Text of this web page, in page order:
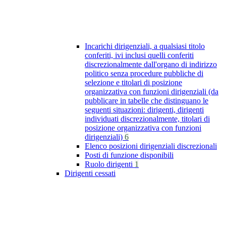
Incarichi dirigenziali, a qualsiasi titolo
conferiti, ivi inclusi quelli conferiti
discrezionalmente dall'organo di indirizzo
politico senza procedure pubbliche di
selezione e titolari di posizione
organizzativa con funzioni dirigenziali (da
pubblicare in tabelle che distinguano le
seguenti situazioni: dirigenti, dirigenti
individuati discrezionalmente, titolari di
posizione organizzativa con funzioni
dirigenziali) 6
Elenco posizioni dirigenziali discrezionali
Posti di funzione disponibili
Ruolo dirigenti 1
Dirigenti cessati